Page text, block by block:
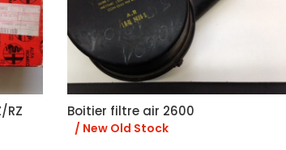
Boitier filtre air 2600
/ New Old Stock